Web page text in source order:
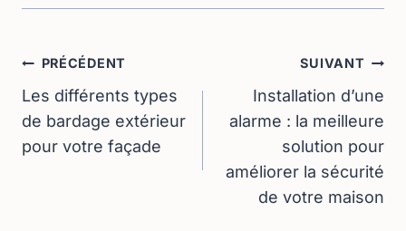
Navigation
De
L’article
PRÉCÉDENT
Les différents types
de bardage extérieur
pour votre façade
SUIVANT
Installation d’une
alarme : la meilleure
solution pour
améliorer la sécurité
de votre maison